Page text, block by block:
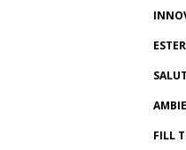
FILL